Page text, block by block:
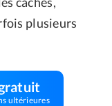
plusieurs
ultérieures